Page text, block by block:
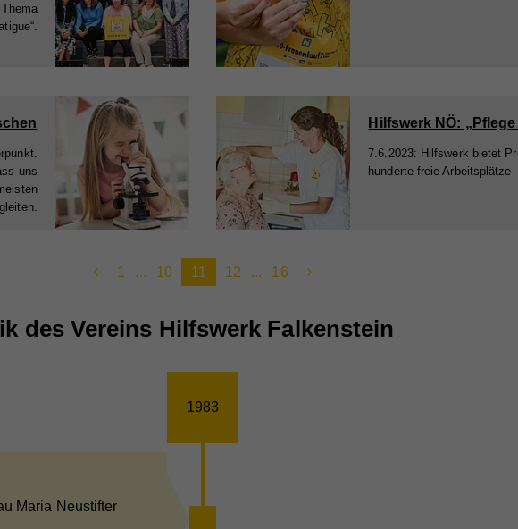
uns
7.6.2023: Hilfswerk bietet
hunderte freie Arbeitsplätze
1 ... 10 11 12 ... 16
des Vereins Hilfswerk Falkenstein
1983
Maria Neustifter